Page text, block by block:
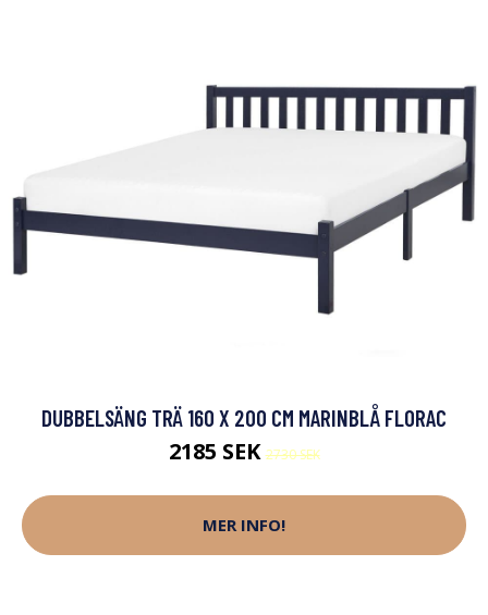
DUBBELSÄNG TRÄ 160 X 200 CM MARINBLÅ FLORAC
2185 SEK2730 SEK
MER INFO!